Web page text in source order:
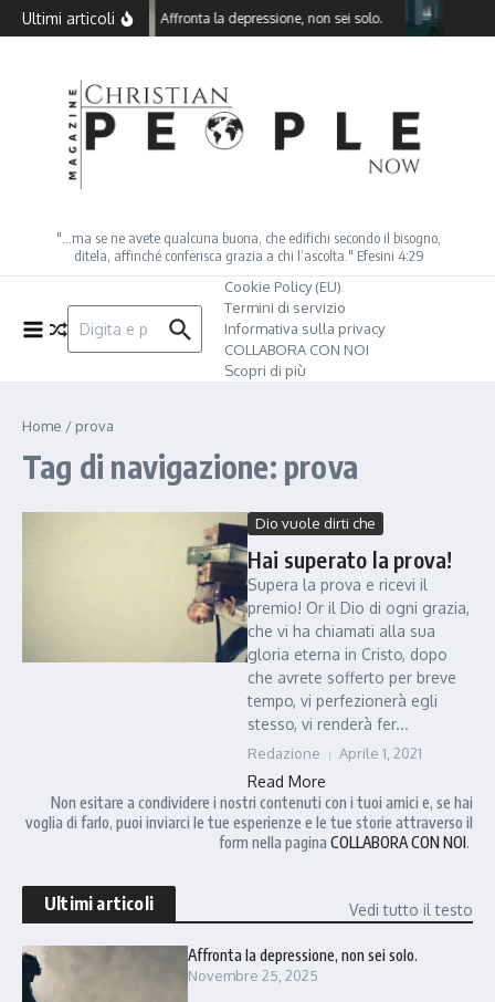
Salta al contenuto
Ultimi articoli Affronta la depressione, non sei solo.
"…ma se ne avete qualcuna buona, che edifichi secondo il bisogno,
ditela, affinché conferisca grazia a chi l’ascolta." Efesini 4:29
Cerca:
Cookie Policy (EU)
Termini di servizio
Informativa sulla privacy
COLLABORA CON NOI
Scopri di più
Home / prova
Tag di navigazione: prova
Dio vuole dirti che
Hai superato la prova!
Supera la prova e ricevi il
premio! Or il Dio di ogni grazia,
che vi ha chiamati alla sua
gloria eterna in Cristo, dopo
che avrete sofferto per breve
tempo, vi perfezionerà egli
stesso, vi renderà fer...
Redazione Aprile 1, 2021
Read More
Non esitare a condividere i nostri contenuti con i tuoi amici e, se hai
voglia di farlo, puoi inviarci le tue esperienze e le tue storie attraverso il
form nella pagina COLLABORA CON NOI.
Ultimi articoli Vedi tutto il testo
Affronta la depressione, non sei solo.
Novembre 25, 2025